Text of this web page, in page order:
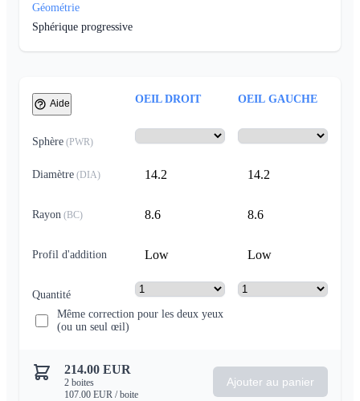
Géométrie
Sphérique progressive
Aide OEIL DROIT OEIL GAUCHE
Sphère (PWR)
Diamètre (DIA) 14.2 14.2
Rayon (BC) 8.6 8.6
Profil d'addition Low Low
Quantité
Même correction pour les deux yeux
(ou un seul œil)
214.00 EUR
2 boites
107.00 EUR / boite
Ajouter au panier